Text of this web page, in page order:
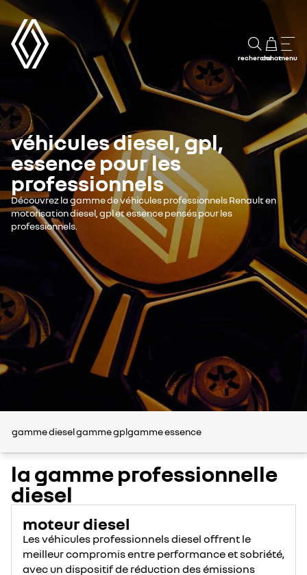
rechercheachatmenu
véhicules diesel, gpl,
essence pour les
professionnels
Découvrez la gamme de véhicules professionnels Renault en
motorisation diesel, gpl et essence pensés pour les
professionnels.
gamme dieselgamme gplgamme essence
la gamme professionnelle
diesel
moteur diesel
Les véhicules professionnels diesel offrent le
meilleur compromis entre performance et sobriété,
avec un dispositif de réduction des émissions